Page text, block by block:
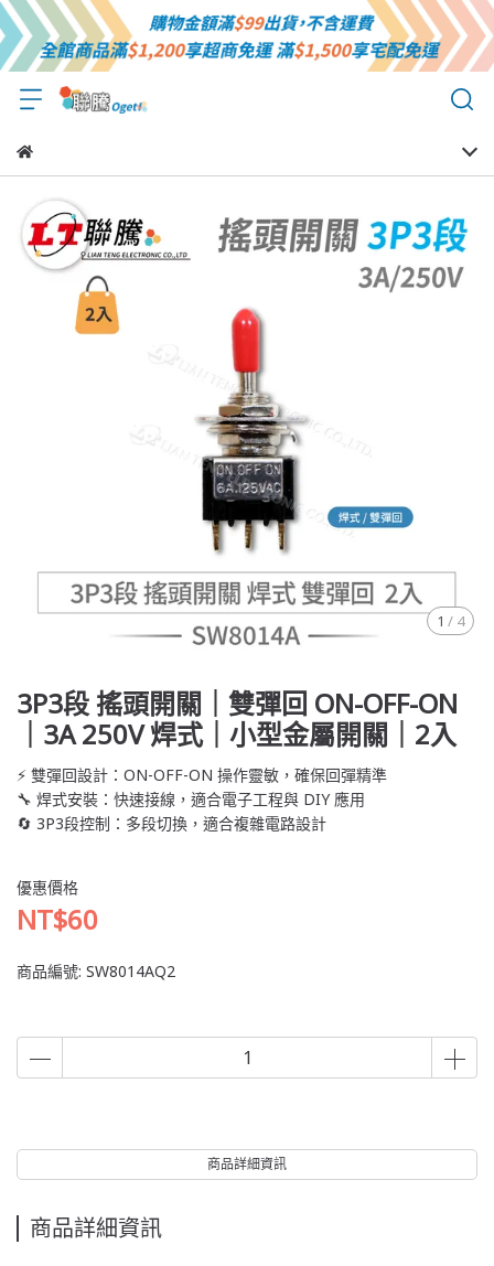
1 / 4
3P3段 搖頭開關｜雙彈回 ON-OFF-ON
｜3A 250V 焊式｜小型金屬開關｜2入
⚡ 雙彈回設計：ON-OFF-ON 操作靈敏，確保回彈精準
🔧 焊式安裝：快速接線，適合電子工程與 DIY 應用
🔄 3P3段控制：多段切換，適合複雜電路設計
優惠價格
NT$60
商品編號: SW8014AQ2
商品詳細資訊
商品詳細資訊